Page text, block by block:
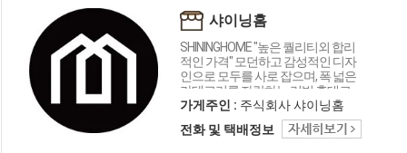
샤이닝홈
SHININGHOME "높은 퀄리티외 합리
적인 가격" 모던하고 감성적인 디자
인으로 모두를 사로 잡으며, 폭 넓은
카테고리를 자랑하는 리빙 홈데코
인테리어 샤이닝홈입니다.
가게주인 : 주식회사 샤이닝홈
전화 및 택배정보